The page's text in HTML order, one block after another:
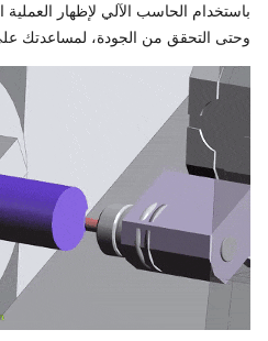
باستخدام الحاسب الآلي لإظهار العملية
وحتى التحقق من الجودة، لمساعدتك على